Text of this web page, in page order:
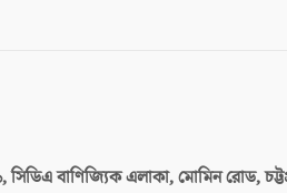
সিডিএ বাণিজ্যিক এলাকা, মোমিন রোড,